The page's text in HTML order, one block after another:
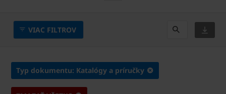
VIAC FILTROV
Typ dokumentu: Katalógy a príručky